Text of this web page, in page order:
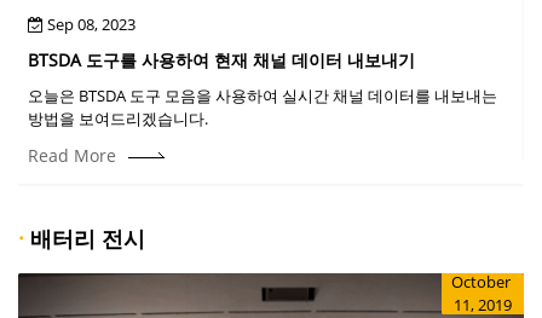
Sep 08, 2023
BTSDA 도구를 사용하여 현재 채널 데이터 내보내기
오늘은 BTSDA 도구 모음을 사용하여 실시간 채널 데이터를 내보내는
방법을 보여드리겠습니다.
Read More
· 배터리 전시
October
11, 2019